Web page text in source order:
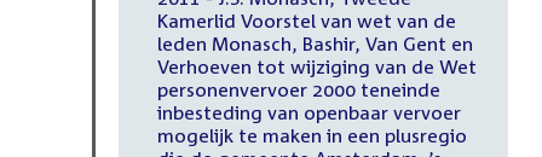
Kamerlid Voorstel van wet van de
leden Monasch, Bashir, Van Gent en
Verhoeven tot wijziging van de Wet
personenvervoer 2000 teneinde
inbesteding van openbaar vervoer
mogelijk te maken in een plusregio